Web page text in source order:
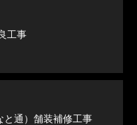
工事
と通）舗装補修工事